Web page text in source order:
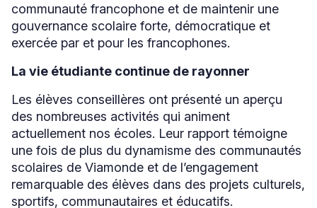
communauté francophone et de maintenir une
gouvernance scolaire forte, démocratique et
exercée par et pour les francophones.
La vie étudiante continue de rayonner
Les élèves conseillères ont présenté un aperçu
des nombreuses activités qui animent
actuellement nos écoles. Leur rapport témoigne
une fois de plus du dynamisme des communautés
scolaires de Viamonde et de l’engagement
remarquable des élèves dans des projets culturels,
sportifs, communautaires et éducatifs.